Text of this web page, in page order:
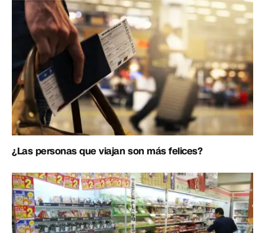
¿Las personas que viajan son más felices?